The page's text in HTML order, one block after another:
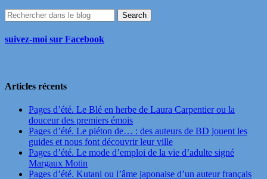
suivez-moi sur Facebook
Articles récents
Pages d’été. Le Blé en herbe de Laura Carpentier ou la
douceur des premiers émois
Pages d’été. Le piéton de… : des auteurs de BD jouent les
guides et nous font découvrir leur ville
Pages d’été. Le mode d’emploi de la vie d’adulte signé
Margaux Motin
Pages d’été. Kutani ou l’âme japonaise d’un auteur français